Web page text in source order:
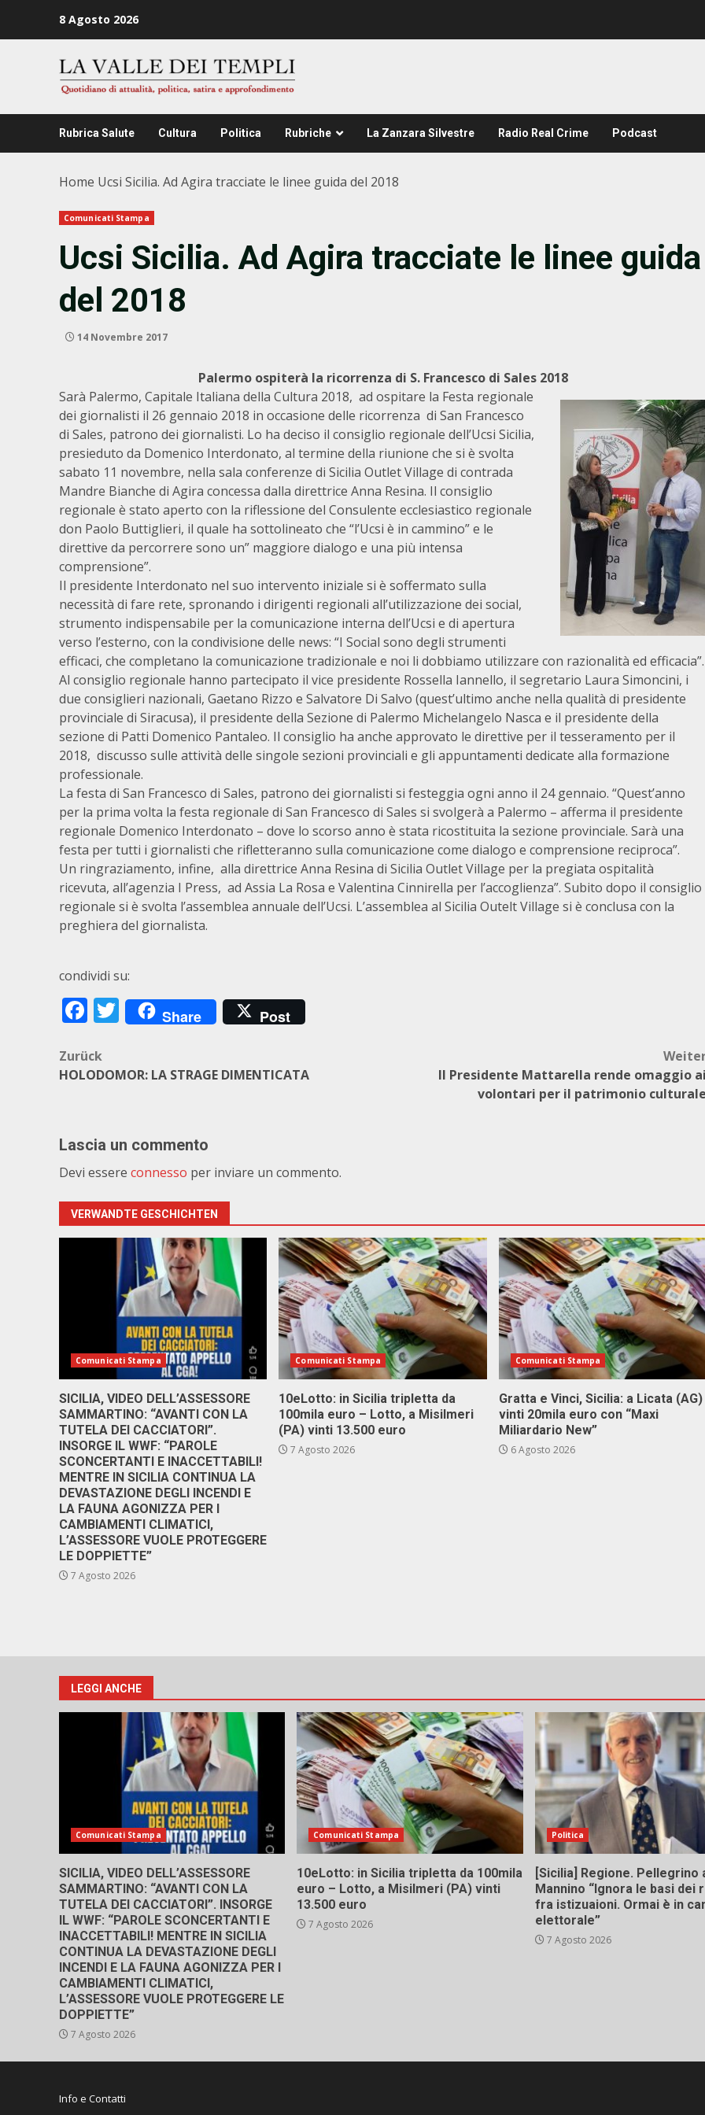
8 Agosto 2026
Rubrica Salute Cultura Politica Rubriche La Zanzara Silvestre Radio Real Crime Podcast
Home Ucsi Sicilia. Ad Agira tracciate le linee guida del 2018
Comunicati Stampa
Ucsi Sicilia. Ad Agira tracciate le linee guida
del 2018
14 Novembre 2017
Palermo ospiterà la ricorrenza di S. Francesco di Sales 2018
Sarà Palermo, Capitale Italiana della Cultura 2018, ad ospitare la Festa regionale
dei giornalisti il 26 gennaio 2018 in occasione delle ricorrenza di San Francesco
di Sales, patrono dei giornalisti. Lo ha deciso il consiglio regionale dell’Ucsi Sicilia,
presieduto da Domenico Interdonato, al termine della riunione che si è svolta
sabato 11 novembre, nella sala conferenze di Sicilia Outlet Village di contrada
Mandre Bianche di Agira concessa dalla direttrice Anna Resina. Il consiglio
regionale è stato aperto con la riflessione del Consulente ecclesiastico regionale
don Paolo Buttiglieri, il quale ha sottolineato che “l’Ucsi è in cammino” e le
direttive da percorrere sono un” maggiore dialogo e una più intensa
comprensione”.
Il presidente Interdonato nel suo intervento iniziale si è soffermato sulla
necessità di fare rete, spronando i dirigenti regionali all’utilizzazione dei social,
strumento indispensabile per la comunicazione interna dell’Ucsi e di apertura
verso l’esterno, con la condivisione delle news: “I Social sono degli strumenti
efficaci, che completano la comunicazione tradizionale e noi li dobbiamo utilizzare con razionalità ed efficacia”.
Al consiglio regionale hanno partecipato il vice presidente Rossella Iannello, il segretario Laura Simoncini, i
due consiglieri nazionali, Gaetano Rizzo e Salvatore Di Salvo (quest’ultimo anche nella qualità di presidente
provinciale di Siracusa), il presidente della Sezione di Palermo Michelangelo Nasca e il presidente della
sezione di Patti Domenico Pantaleo. Il consiglio ha anche approvato le direttive per il tesseramento per il
2018, discusso sulle attività delle singole sezioni provinciali e gli appuntamenti dedicate alla formazione
professionale.
La festa di San Francesco di Sales, patrono dei giornalisti si festeggia ogni anno il 24 gennaio. “Quest’anno
per la prima volta la festa regionale di San Francesco di Sales si svolgerà a Palermo – afferma il presidente
regionale Domenico Interdonato – dove lo scorso anno è stata ricostituita la sezione provinciale. Sarà una
festa per tutti i giornalisti che rifletteranno sulla comunicazione come dialogo e comprensione reciproca”.
Un ringraziamento, infine, alla direttrice Anna Resina di Sicilia Outlet Village per la pregiata ospitalità
ricevuta, all’agenzia I Press, ad Assia La Rosa e Valentina Cinnirella per l’accoglienza”. Subito dopo il consiglio
regionale si è svolta l’assemblea annuale dell’Ucsi. L’assemblea al Sicilia Outelt Village si è conclusa con la
preghiera del giornalista.
condividi su:
Facebook
Twitter
Share Post
Beitragsnavigation
Zurück
HOLODOMOR: LA STRAGE DIMENTICATA
Il Presidente Mattarella rende omaggio
volontari per il patrimonio
Lascia un commento
Devi essere connesso per inviare un commento.
VERWANDTE GESCHICHTEN
Comunicati Stampa
SICILIA, VIDEO DELL’ASSESSORE
SAMMARTINO: “AVANTI CON LA
TUTELA DEI CACCIATORI”.
INSORGE IL WWF: “PAROLE
SCONCERTANTI E INACCETTABILI!
MENTRE IN SICILIA CONTINUA LA
DEVASTAZIONE DEGLI INCENDI E
LA FAUNA AGONIZZA PER I
CAMBIAMENTI CLIMATICI,
L’ASSESSORE VUOLE PROTEGGERE
LE DOPPIETTE”
7 Agosto 2026
Comunicati Stampa
10eLotto: in Sicilia tripletta da
100mila euro – Lotto, a Misilmeri
(PA) vinti 13.500 euro
7 Agosto 2026
Comunicati Stampa
Gratta e Vinci, Sicilia: a Licata (AG)
vinti 20mila euro con “Maxi
Miliardario New”
6 Agosto 2026
LEGGI ANCHE
Comunicati Stampa
SICILIA, VIDEO DELL’ASSESSORE
SAMMARTINO: “AVANTI CON LA
TUTELA DEI CACCIATORI”. INSORGE
IL WWF: “PAROLE SCONCERTANTI E
INACCETTABILI! MENTRE IN SICILIA
CONTINUA LA DEVASTAZIONE DEGLI
INCENDI E LA FAUNA AGONIZZA PER I
CAMBIAMENTI CLIMATICI,
L’ASSESSORE VUOLE PROTEGGERE LE
DOPPIETTE”
7 Agosto 2026
Comunicati Stampa
10eLotto: in Sicilia tripletta da 100mila
euro – Lotto, a Misilmeri (PA) vinti
13.500 euro
7 Agosto 2026
Politica
[Sicilia] Regione. Pellegrino
Mannino “Ignora le basi dei
fra istizuaioni. Ormai è in
elettorale”
7 Agosto 2026
Info e Contatti